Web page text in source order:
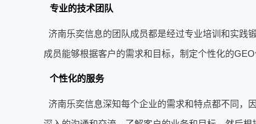
专业的技术团队
济南乐奕信息的团队成员都是经过专业培训和实践
成员能够根据客户的需求和目标，制定个性化的
个性化的服务
济南乐奕信息深知每个企业的需求和特点都不同，